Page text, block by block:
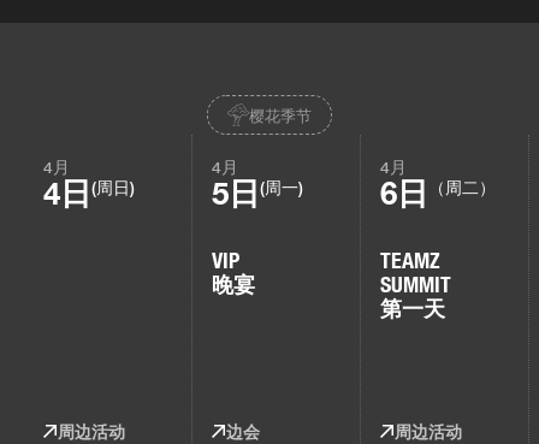
樱花季节
4月
4日 (周日)
周边活动
4月
5日 (周一)
VIP
晚宴
边会
4月
6日 （周二）
TEAMZ
SUMMIT
第一天
周边活动